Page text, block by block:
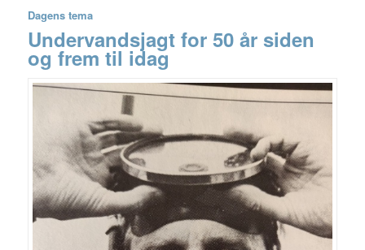
Dagens tema
Undervandsjagt for 50 år siden
og frem til idag